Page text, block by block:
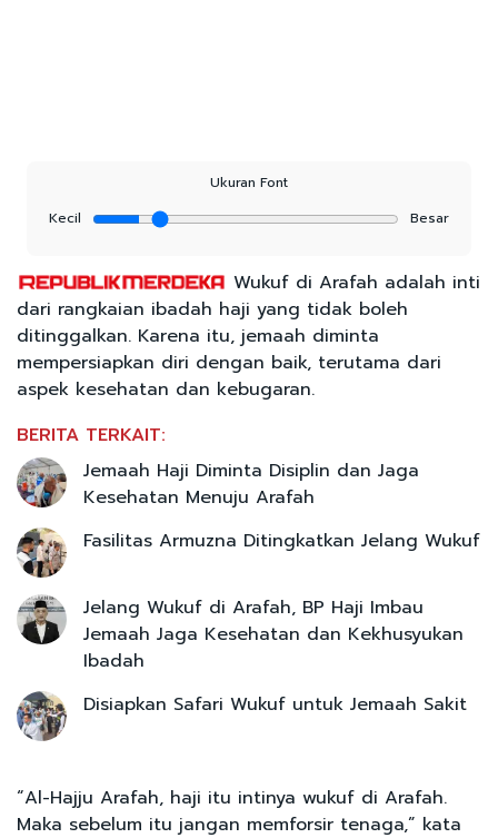
Ukuran Font
Kecil
Besar
Wukuf di Arafah adalah inti
dari rangkaian ibadah haji yang tidak boleh
ditinggalkan. Karena itu, jemaah diminta
mempersiapkan diri dengan baik, terutama dari
aspek kesehatan dan kebugaran.
BERITA TERKAIT:
Jemaah Haji Diminta Disiplin dan Jaga
Kesehatan Menuju Arafah
Fasilitas Armuzna Ditingkatkan Jelang Wukuf
Jelang Wukuf di Arafah, BP Haji Imbau
Jemaah Jaga Kesehatan dan Kekhusyukan
Ibadah
Disiapkan Safari Wukuf untuk Jemaah Sakit
“Al-Hajju Arafah, haji itu intinya wukuf di Arafah.
Maka sebelum itu jangan memforsir tenaga,” kata